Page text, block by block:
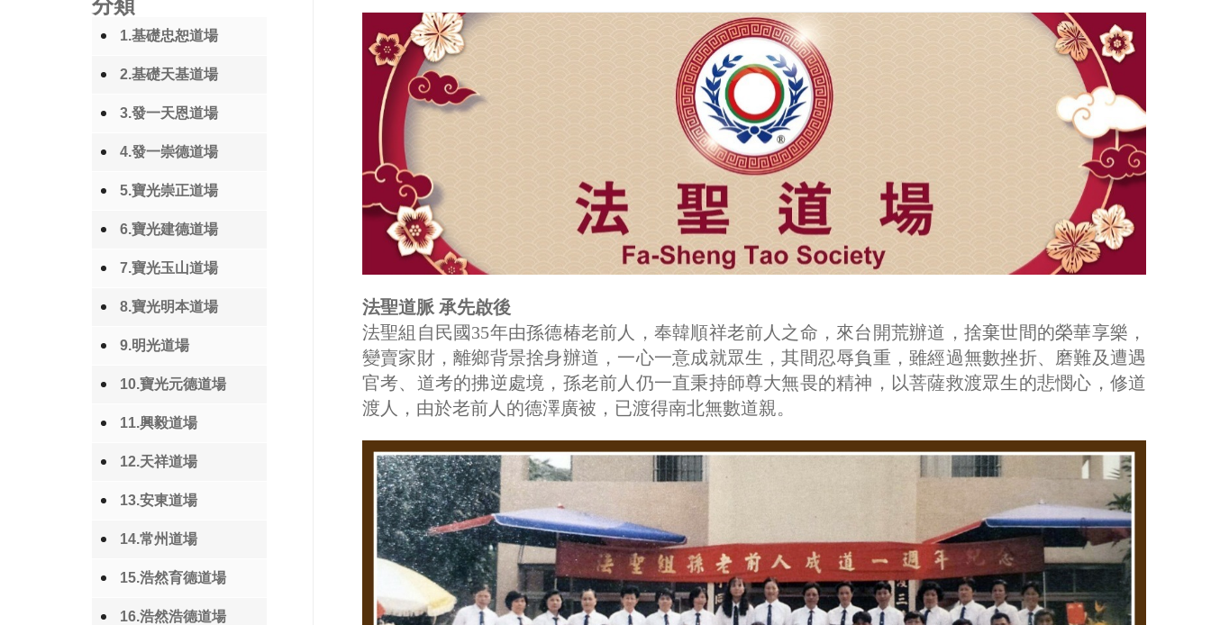
分類
1.基礎忠恕道場
2.基礎天基道場
3.發一天恩道場
4.發一崇德道場
5.寶光崇正道場
6.寶光建德道場
7.寶光玉山道場
8.寶光明本道場
9.明光道場
10.寶光元德道場
11.興毅道場
12.天祥道場
13.安東道場
14.常州道場
15.浩然育德道場
16.浩然浩德道場
法聖道脈 承先啟後
法聖組自民國35年由孫德椿老前人，奉韓順祥老前人之命，來台開荒辦道，捨棄世間的榮華享樂，
變賣家財，離鄉背景捨身辦道，一心一意成就眾生，其間忍辱負重，雖經過無數挫折、磨難及遭遇
官考、道考的拂逆處境，孫老前人仍一直秉持師尊大無畏的精神，以菩薩救渡眾生的悲憫心，修道
渡人，由於老前人的德澤廣被，已渡得南北無數道親。